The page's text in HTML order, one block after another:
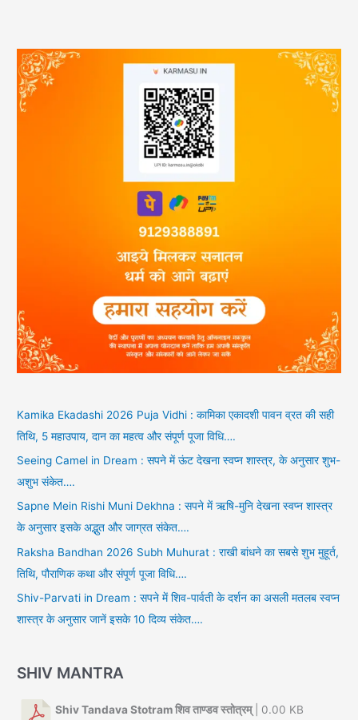
Kamika Ekadashi 2026 Puja Vidhi : कामिका एकादशी पावन व्रत की सही
तिथि, 5 महाउपाय, दान का महत्व और संपूर्ण पूजा विधि….
Seeing Camel in Dream : सपने में ऊंट देखना स्वप्न शास्त्र, के अनुसार शुभ-
अशुभ संकेत….
Sapne Mein Rishi Muni Dekhna : सपने में ऋषि-मुनि देखना स्वप्न शास्त्र
के अनुसार इसके अद्भुत और जाग्रत संकेत….
Raksha Bandhan 2026 Subh Muhurat : राखी बांधने का सबसे शुभ मुहूर्त,
तिथि, पौराणिक कथा और संपूर्ण पूजा विधि….
Shiv-Parvati in Dream : सपने में शिव-पार्वती के दर्शन का असली मतलब स्वप्न
शास्त्र के अनुसार जानें इसके 10 दिव्य संकेत….
SHIV MANTRA
Shiv Tandava Stotram शिव ताण्डव स्तोत्रम्| 0.00 KB